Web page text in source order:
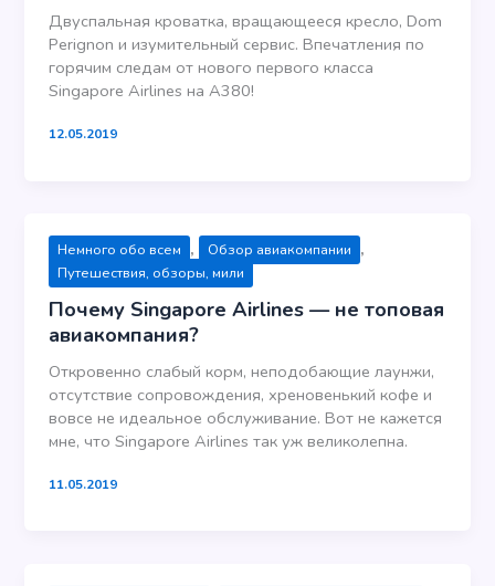
Двуспальная кроватка, вращающееся кресло, Dom
Perignon и изумительный сервис. Впечатления по
горячим следам от нового первого класса
Singapore Airlines на A380!
12.05.2019
Немного обо всем , Обзор авиакомпании ,
Путешествия, обзоры, мили
Почему Singapore Airlines — не топовая
авиакомпания?
Откровенно слабый корм, неподобающие лаунжи,
отсутствие сопровождения, хреновенький кофе и
вовсе не идеальное обслуживание. Вот не кажется
мне, что Singapore Airlines так уж великолепна.
11.05.2019